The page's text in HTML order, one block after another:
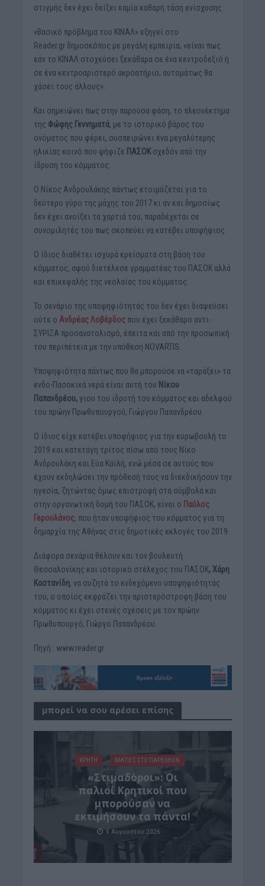
στιγμής δεν έχει δείξει καμία καθαρή τάση ενίσχυσης.
«Βασικό πρόβλημα του ΚΙΝΑΛ» εξηγεί στο
Reader.gr δημοσκόπος με μεγάλη εμπειρία, «είναι πως
εάν το ΚΙΝΑΛ στοχεύσει ξεκάθαρα σε ένα κεντροδεξιό ή
σε ένα κεντροαριστερό ακροατήριο, αυτομάτως θα
χάσει τους άλλους».
Και σημειώνει πως στην παρούσα φάση, το πλεονέκτημα
της Φώφης Γεννηματά, με το ιστορικό βάρος του
ονόματος που φέρει, συσπειρώνει ένα μεγαλύτερης
ηλικίας κοινό που ψήφιζε ΠΑΣΟΚ σχεδόν από την
ίδρυση του κόμματος.
Ο Νίκος Ανδρουλάκης πάντως ετοιμάζεται για το
δεύτερο γύρο της μάχης του 2017 κι αν και δημοσίως
δεν έχει ανοίξει τα χαρτιά του, παραδέχεται σε
συνομιλητές του πως σκοπεύει να κατέβει υποψήφιος.
Ο ίδιος διαθέτει ισχυρά ερείσματα στη βάση του
κόμματος, αφού διετέλεσε γραμματέας του ΠΑΣΟΚ αλλά
και επικεφαλής της νεολαίας του κόμματος.
Το σενάριο της υποψηφιότητάς του δεν έχει διαψεύσει
ούτε ο Ανδρέας Λοβέρδος που έχει ξεκάθαρο αντι-
ΣΥΡΙΖΑ προσανατολισμό, έπειτα και από την προσωπική
του περιπέτεια με την υπόθεση NOVARTIS.
Υποψηφιότητα πάντως που θα μπορούσε να «ταράξει» τα
ενδο-Πασοκικά νερά είναι αυτή του Νίκου
Παπανδρέου,γιου του ιδρυτή του κόμματος και αδελφού
του πρώην Πρωθυπουργού, Γιώργου Παπανδρέου.
Ο ίδιος είχε κατέβει υποψήφιος για την ευρωβουλή το
2019 και κατετάγη τρίτος πίσω από τους Νίκο
Ανδρουλάκη και Εύα Καϊλή, ενώ μέσα σε αυτούς που
έχουν εκδηλώσει την πρόθεσή τους να διεκδικήσουν την
ηγεσία, ζητώντας όμως επιστροφή στα σύμβολα και
στην οργανωτική δομή του ΠΑΣΟΚ, είναι ο Παύλος
Γερουλάνος, που ήταν υποψήφιος του κόμματος για τη
δημαρχία της Αθήνας στις δημοτικές εκλογές του 2019.
Διάφορα σενάρια θέλουν και τον βουλευτή
Θεσσαλονίκης και ιστορικό στέλεχος του ΠΑΣΟΚ, Χάρη
Καστανίδη, να συζητά το ενδεχόμενο υποψηφιότητάς
του, ο οποίος εκφράζει την αριστερόστροφη βάση του
κόμματος κι έχει στενές σχέσεις με τον πρώην
Πρωθυπουργό, Γιώργο Παπανδρέου.
Πηγή : www.reader.gr
μπορεί να σου αρέσει επίσης
ΚΡΗΤΗ ΜΑΤΙΕΣ ΣΤΟ ΠΑΡΕΛΘΟΝ
«Στιμαδόροι»: Οι
παλιοί Κρητικοί που
μπορούσαν να
εκτιμήσουν τα πάντα!
6 Αυγούστου 2026